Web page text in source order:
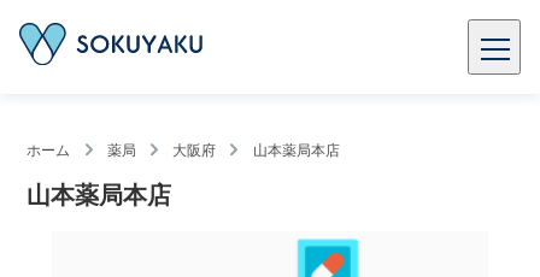
ホーム 薬局 大阪府 山本薬局本店
山本薬局本店